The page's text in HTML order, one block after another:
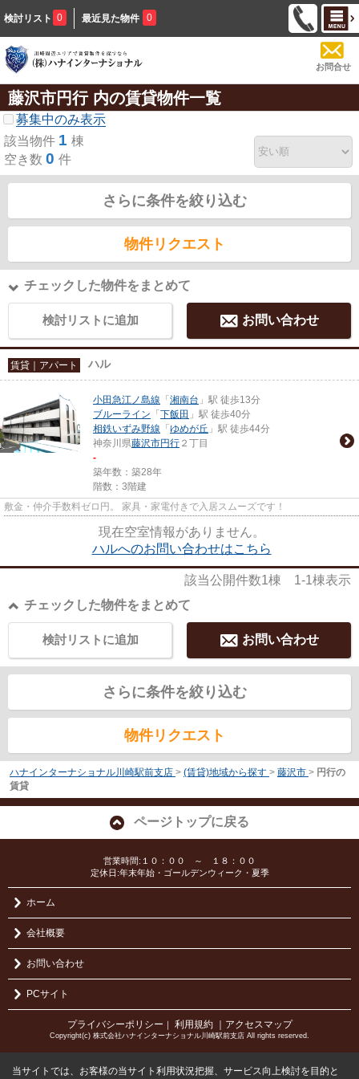
検討リスト 0 最近見た物件 0
お問合せ
藤沢市円行 内の賃貸物件一覧
募集中のみ表示
該当物件 1 棟
空き数 0 件
さらに条件を絞り込む
物件リクエスト
チェックした物件をまとめて
検討リストに追加 お問い合わせ
賃貸｜アパート ハル
小田急江ノ島線 「 湘南台 」駅 徒歩13分
ブルーライン 「 下飯田 」駅 徒歩40分
相鉄いずみ野線 「 ゆめが丘 」駅 徒歩44分
神奈川県藤沢市円行 ２丁目
-
築年数：築28年
階数：3階建
敷金・仲介手数料ゼロ円。 家具・家電付きで入居スムーズです！
現在空室情報がありません。
ハルへのお問い合わせはこちら
該当公開件数1棟 1-1棟表示
チェックした物件をまとめて
お問い合わせ
検討リストに追加
さらに条件を絞り込む
物件リクエスト
ハナインターナショナル川崎駅前支店 > (賃貸)地域から探す > 藤沢市 > 円行の
賃貸
ページトップに戻る
営業時間:１０：００ ～ １８：００
定休日:年末年始・ゴールデンウィーク・夏季
ホーム
会社概要
お問い合わせ
PCサイト
プライバシーポリシー ｜ 利用規約 ｜アクセスマップ
Copyright(c) 株式会社ハナインターナショナル川崎駅前支店 All rights reserved.
当サイトでは、お客様の当サイト利用状況把握、サービス向上検討を目的と